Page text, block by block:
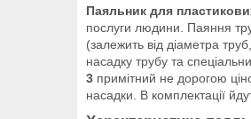
Паяльник для
послуги людини. Паяння
(залежить від діаметра
насадку трубу та
3 примітний не дорогою
насадки. В комплектації